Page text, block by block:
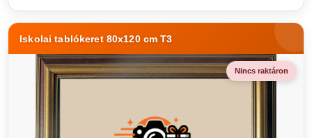
Iskolai tablókeret 80x120 cm T3
Nincs raktáron